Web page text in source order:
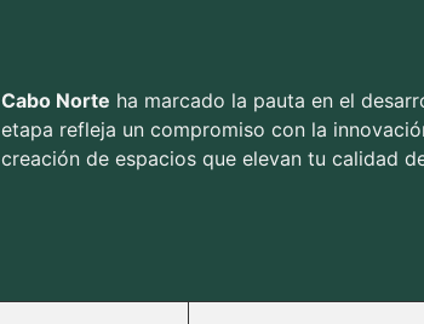
Cabo Norte ha marcado la pauta en el
etapa refleja un compromiso con la
creación de espacios que elevan tu calidad